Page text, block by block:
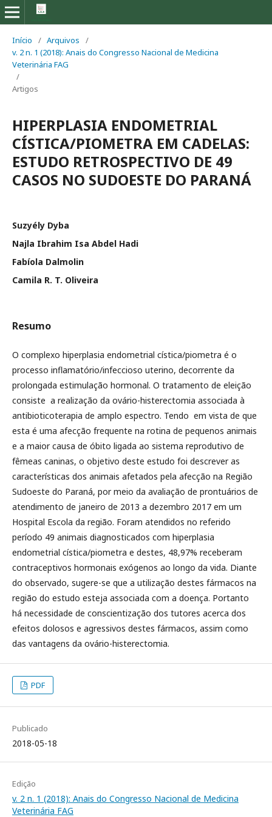
Início / Arquivos
/
v. 2 n. 1 (2018): Anais do Congresso Nacional de Medicina
Veterinária FAG
/
Artigos
HIPERPLASIA ENDOMETRIAL
CÍSTICA/PIOMETRA EM CADELAS:
ESTUDO RETROSPECTIVO DE 49
CASOS NO SUDOESTE DO PARANÁ
Suzyély Dyba
Najla Ibrahim Isa Abdel Hadi
Fabíola Dalmolin
Camila R. T. Oliveira
Resumo
O complexo hiperplasia endometrial cística/piometra é o
processo inflamatório/infeccioso uterino, decorrente da
prolongada estimulação hormonal. O tratamento de eleição
consiste a realização da ovário-histerectomia associada à
antibioticoterapia de amplo espectro. Tendo em vista de que
esta é uma afecção frequente na rotina de pequenos animais
e a maior causa de óbito ligada ao sistema reprodutivo de
fêmeas caninas, o objetivo deste estudo foi descrever as
características dos animais afetados pela afecção na Região
Sudoeste do Paraná, por meio da avaliação de prontuários de
atendimento de janeiro de 2013 a dezembro 2017 em um
Hospital Escola da região. Foram atendidos no referido
período 49 animais diagnosticados com hiperplasia
endometrial cística/piometra e destes, 48,97% receberam
contraceptivos hormonais exógenos ao longo da vida. Diante
do observado, sugere-se que a utilização destes fármacos na
região do estudo esteja associada com a doença. Portanto
há necessidade de conscientização dos tutores acerca dos
efeitos dolosos e agressivos destes fármacos, assim como
das vantagens da ovário-histerectomia.
PDF
Publicado
2018-05-18
Edição
v. 2 n. 1 (2018): Anais do Congresso Nacional de Medicina
Veterinária FAG